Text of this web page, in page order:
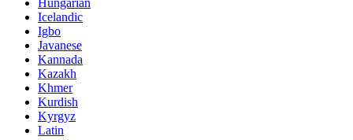
Hungarian
Icelandic
Igbo
Javanese
Kannada
Kazakh
Khmer
Kurdish
Kyrgyz
Latin